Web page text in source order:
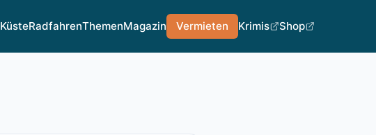
KüsteRadfahrenThemenMagazin Vermieten Krimis Shop